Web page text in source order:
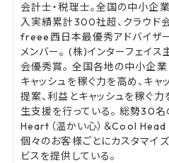
会計士・税理士。全国の中小企
入実績累計300社超、クラウド
freee西日本最優秀アドバイザー
メンバー。 (株)インターフェイ
会優秀賞。 全国各地の中小企業
キャッシュを稼ぐ力を高め、キ
提案、利益とキャッシュを稼ぐ
生支援を行っている。 総勢30名
Heart（温かい心）＆Cool Head
個々のお客様ごとにカスタマイ
ビスを提供している。